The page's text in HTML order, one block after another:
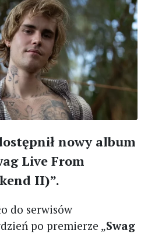
nowy album
Live From
II)”.
do serwisów
po premierze „Swag